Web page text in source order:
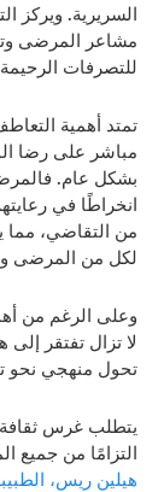
السريرية. ويركز
مشاعر المرضى
للتصرفات
تمتد أهمية
مباشر على رضا
بشكل عام.
انخراطًا في
من التقاضي، مما
لكل من المرضى
وعلى الرغم من
لا تزال تفتقر
تحول منهجي نحو
يتطلب غرس
التزامًا من جميع
هيلين ريس،